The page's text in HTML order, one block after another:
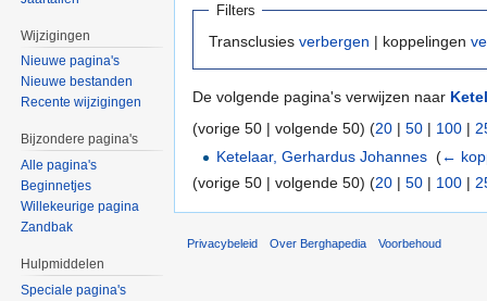
Filters
Transclusies verbergen | koppelingen
De volgende pagina's verwijzen naar
(vorige 50 | volgende 50) (20 | 50 | 100 |
Ketelaar, Gerhardus Johannes ‎(←
(vorige 50 | volgende 50) (20 | 50 | 100 |
Wijzigingen
Nieuwe pagina's
Nieuwe bestanden
Recente wijzigingen
Bijzondere pagina's
Alle pagina's
Beginnetjes
Willekeurige pagina
Zandbak
Hulpmiddelen
Speciale pagina's
Privacybeleid Over Berghapedia Voorbehoud